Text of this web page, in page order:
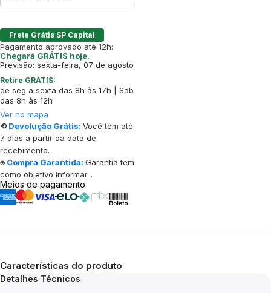
Frete Grátis SP Capital
Pagamento aprovado até 12h:
Chegará GRÁTIS hoje.
Previsão: sexta-feira, 07 de agosto
Retire GRÁTIS:
de seg a sexta das 8h às 17h | Sab
das 8h às 12h
Ver no mapa
⟲ Devolução Grátis: Você tem até
7 dias a partir da data de
recebimento.
⍟ Compra Garantida: Garantia tem
como objetivo informar...
Meios de pagamento
Características do produto
Detalhes Técnicos